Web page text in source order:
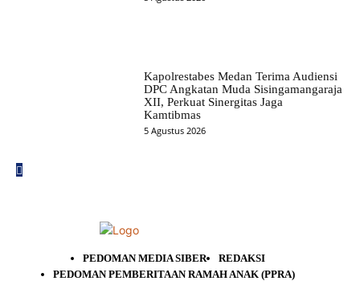
Kapolrestabes Medan Terima Audiensi
DPC Angkatan Muda Sisingamangaraja
XII, Perkuat Sinergitas Jaga
Kamtibmas
5 Agustus 2026
PEDOMAN MEDIA SIBER
REDAKSI
PEDOMAN PEMBERITAAN RAMAH ANAK (PPRA)